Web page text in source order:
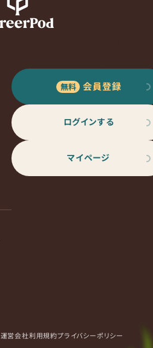
会員登録
ログインする
マイページ
運営会社利用規約プライバシーポリシー